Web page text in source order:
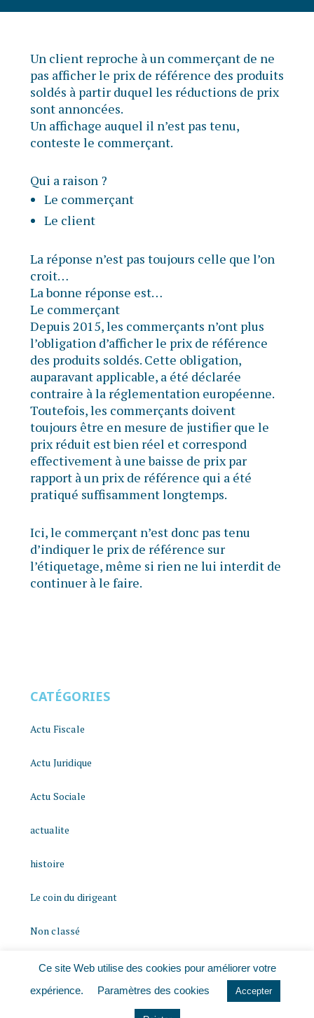
Un client reproche à un commerçant de ne
pas afficher le prix de référence des produits
soldés à partir duquel les réductions de prix
sont annoncées.
Un affichage auquel il n’est pas tenu,
conteste le commerçant.
Qui a raison ?
Le commerçant
Le client
La réponse n’est pas toujours celle que l’on
croit…
La bonne réponse est…
Le commerçant
Depuis 2015, les commerçants n’ont plus
l’obligation d’afficher le prix de référence
des produits soldés. Cette obligation,
auparavant applicable, a été déclarée
contraire à la réglementation européenne.
Toutefois, les commerçants doivent
toujours être en mesure de justifier que le
prix réduit est bien réel et correspond
effectivement à une baisse de prix par
rapport à un prix de référence qui a été
pratiqué suffisamment longtemps.
Ici, le commerçant n’est donc pas tenu
d’indiquer le prix de référence sur
l’étiquetage, même si rien ne lui interdit de
continuer à le faire.
CATÉGORIES
Actu Fiscale
Actu Juridique
Actu Sociale
actualite
histoire
Le coin du dirigeant
Non classé
quizz
Ce site Web utilise des cookies pour améliorer votre
expérience.
Paramètres des cookies Accepter